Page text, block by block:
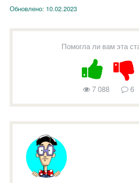
Обновлено: 10.02.2023
Помогла ли вам эта
7 088 6